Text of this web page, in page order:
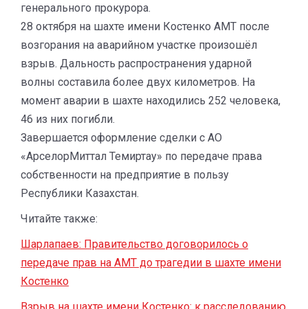
генерального прокурора.
28 октября на шахте имени Костенко АМТ после
возгорания на аварийном участке произошёл
взрыв. Дальность распространения ударной
волны составила более двух километров. На
момент аварии в шахте находились 252 человека,
46 из них погибли.
Завершается оформление сделки с АО
«АрселорМиттал Темиртау» по передаче права
собственности на предприятие в пользу
Республики Казахстан.
Читайте также:
Шарлапаев: Правительство договорилось о
передаче прав на АМТ до трагедии в шахте имени
Костенко